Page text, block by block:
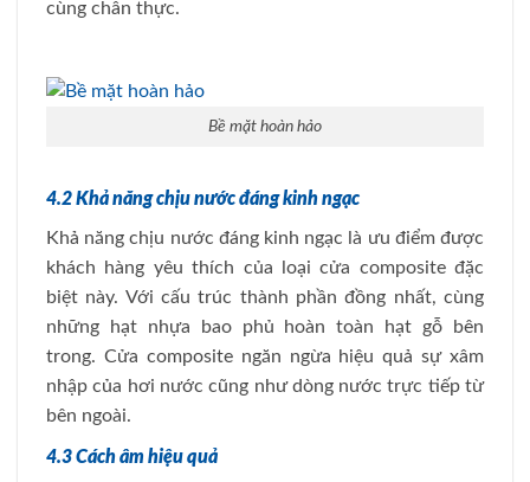
cùng chân thực.
Bề mặt hoàn hảo
4.2 Khả năng chịu nước đáng kinh ngạc
Khả năng chịu nước đáng kinh ngạc là ưu điểm được
khách hàng yêu thích của loại cửa composite đặc
biệt này. Với cấu trúc thành phần đồng nhất, cùng
những hạt nhựa bao phủ hoàn toàn hạt gỗ bên
trong. Cửa composite ngăn ngừa hiệu quả sự xâm
nhập của hơi nước cũng như dòng nước trực tiếp từ
bên ngoài.
4.3 Cách âm hiệu quả